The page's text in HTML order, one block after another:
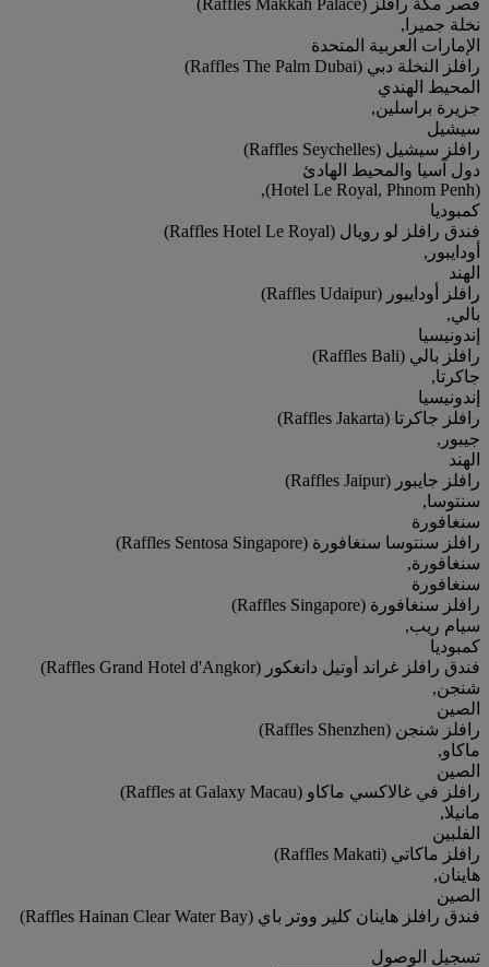
قصر مكة رافلز (Raffles Makkah Palace)
نخلة جميرا,
الإمارات العربية المتحدة
رافلز النخلة دبي (Raffles The Palm Dubai)
المحيط الهندي
جزيرة براسلين,
سيشيل
رافلز سيشيل (Raffles Seychelles)
دول آسيا والمحيط الهادئ
(Hotel Le Royal, Phnom Penh),
كمبوديا
فندق رافلز لو رويال (Raffles Hotel Le Royal)
أودايبور,
الهند
رافلز أودايبور (Raffles Udaipur)
بالي,
إندونيسيا
رافلز بالي (Raffles Bali)
جاكرتا,
إندونيسيا
رافلز جاكرتا (Raffles Jakarta)
جيبور,
الهند
رافلز جايبور (Raffles Jaipur)
سنتوسا,
سنغافورة
رافلز سنتوسا سنغافورة (Raffles Sentosa Singapore)
سنغافورة,
سنغافورة
رافلز سنغافورة (Raffles Singapore)
سيام ريب,
كمبوديا
فندق رافلز غراند أوتيل دانغكور (Raffles Grand Hotel d'Angkor)
شنجن,
الصين
رافلز شنجن (Raffles Shenzhen)
ماكاو,
الصين
رافلز في غالاكسي ماكاو (Raffles at Galaxy Macau)
مانيلا,
الفلبين
رافلز ماكاتي (Raffles Makati)
هاينان,
الصين
فندق رافلز هاينان كلير ووتر باي (Raffles Hainan Clear Water Bay)
تسجيل الوصول